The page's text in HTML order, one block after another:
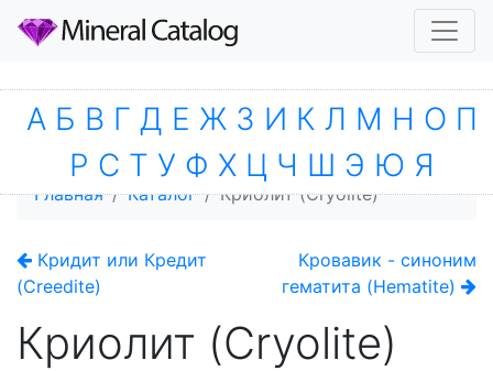
Главная Каталог Криолит (Cryolite)
Кридит или Кредит
(Creedite)
Кровавик - синоним
гематита (Hematite)
Криолит (Cryolite)
А Б В Г Д Е Ж З И К Л М Н О П
Р С Т У Ф Х Ц Ч Ш Э Ю Я